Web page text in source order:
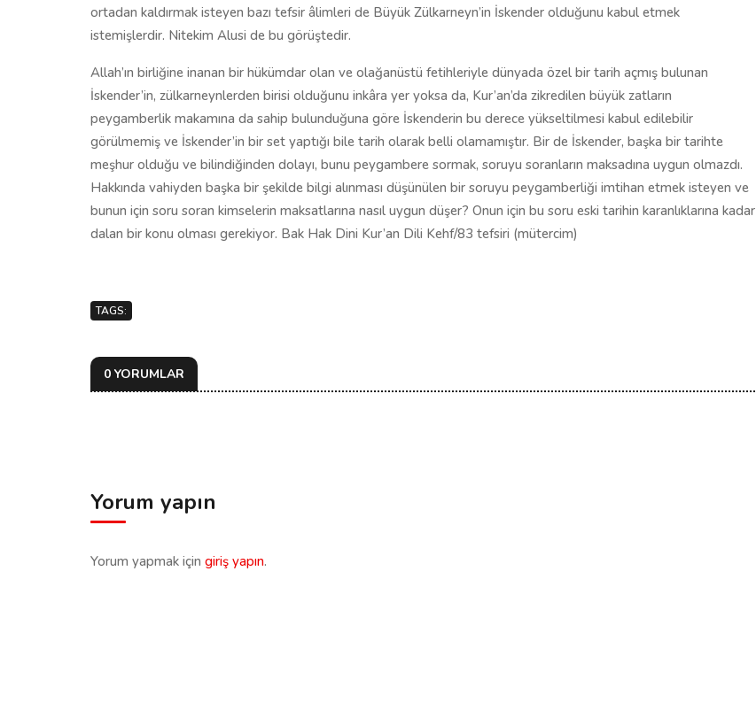
ortadan kaldırmak isteyen bazı tefsir âlimleri de Büyük Zülkarneyn’in İskender olduğunu kabul etmek
istemişlerdir. Nitekim Alusi de bu görüştedir.
Allah’ın birliğine inanan bir hükümdar olan ve olağanüstü fetihleriyle dünyada özel bir tarih açmış bulunan
İskender’in, zülkarneynlerden birisi olduğunu inkâra yer yoksa da, Kur’an’da zikredilen büyük zatların
peygamberlik makamına da sahip bulunduğuna göre İskenderin bu derece yükseltilmesi kabul edilebilir
görülmemiş ve İskender’in bir set yaptığı bile tarih olarak belli olamamıştır. Bir de İskender, başka bir tarihte
meşhur olduğu ve bilindiğinden dolayı, bunu peygambere sormak, soruyu soranların maksadına uygun olmazdı.
Hakkında vahiyden başka bir şekilde bilgi alınması düşünülen bir soruyu peygamberliği imtihan etmek isteyen ve
bunun için soru soran kimselerin maksatlarına nasıl uygun düşer? Onun için bu soru eski tarihin karanlıklarına kadar
dalan bir konu olması gerekiyor. Bak Hak Dini Kur’an Dili Kehf/83 tefsiri (mütercim)
TAGS:
0 YORUMLAR
Yorum yapın
Yorum yapmak için giriş yapın.